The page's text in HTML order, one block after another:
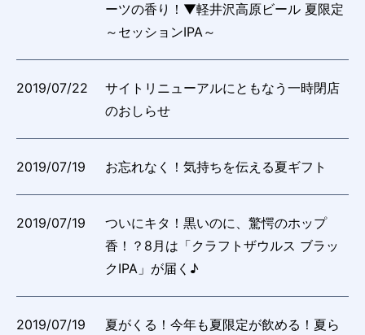
ーツの香り！▼軽井沢高原ビール 夏限定
～セッションIPA～
2019/07/22
サイトリニューアルにともなう一時閉店
のおしらせ
2019/07/19 お忘れなく！気持ちを伝える夏ギフト
2019/07/19
ついにキタ！黒いのに、驚愕のホップ
香！？8月は「クラフトザウルス ブラッ
クIPA」が届く♪
2019/07/19
夏がくる！今年も夏限定が飲める！夏ら